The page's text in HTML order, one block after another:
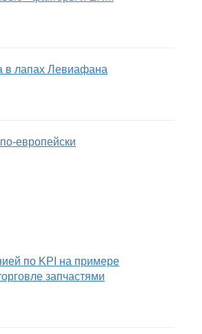
в лапах Левиафана
европейски
по KPI на примере
запчастями